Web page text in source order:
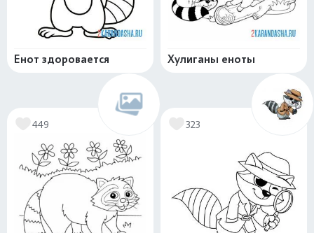
Енот здоровается Хулиганы еноты
449 323